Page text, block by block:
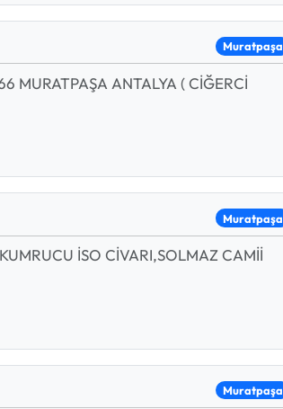
Muratpaşa
MURATPAŞA ANTALYA ( CİĞERCİ
Muratpaşa
İSO CİVARI,SOLMAZ CAMİİ
Muratpaşa